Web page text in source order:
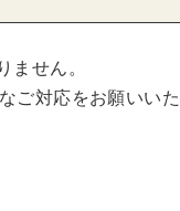
せん。
ご対応をお願いいた